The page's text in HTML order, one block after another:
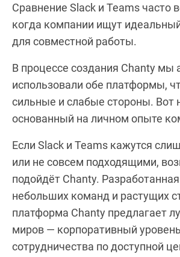
Сравнение Slack и Teams часто
когда компании ищут
для совместной работы.
В процессе создания Chanty мы
использовали обе платформы,
сильные и слабые стороны. Вот
основанный на личном опыте
Если Slack и Teams кажутся
или не совсем подходящими,
подойдёт Chanty.
небольших команд и растущих
платформа Chanty предлагает
миров — корпоративный уровень
сотрудничества по доступной